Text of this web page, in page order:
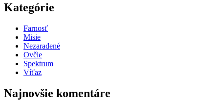
Kategórie
Farnosť
Misie
Nezaradené
Ovčie
Spektrum
Víťaz
Najnovšie komentáre